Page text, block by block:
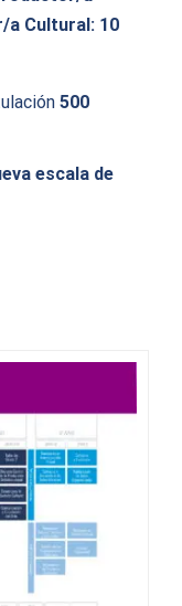
a Cultural: 10
500
escala de